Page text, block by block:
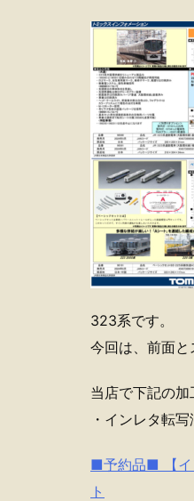
323系です。
今回は、前面と
当店で下記の加
・インレタ転写
■予約品■ 【イ
ト